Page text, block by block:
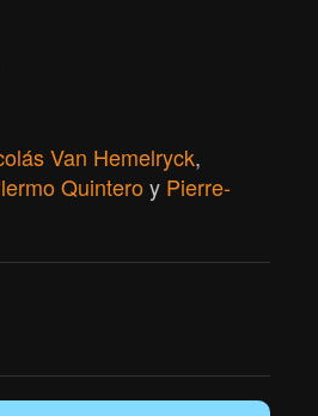
Van Hemelryck,
Quinteroy Pierre-